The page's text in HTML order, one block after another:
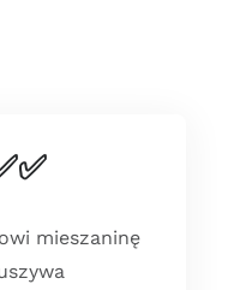
mieszaninę